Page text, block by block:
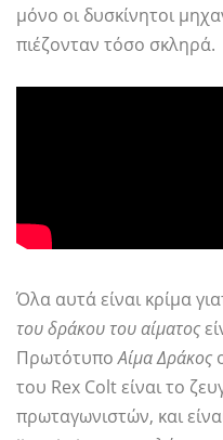
μόνο οι δυσκίνητοι
πιέζονταν τόσο σκληρά.
Όλα αυτά είναι κρίμα
του δράκου του αίματος
ΠρωτότυποΑίμα Δράκος
του Rex Colt είναι το
πρωταγωνιστών, και